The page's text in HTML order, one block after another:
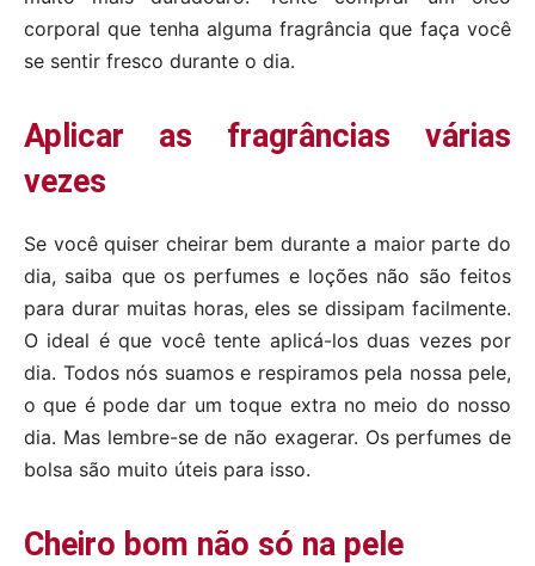
corporal que tenha alguma fragrância que faça você
se sentir fresco durante o dia.
Aplicar as fragrâncias várias
vezes
Se você quiser cheirar bem durante a maior parte do
dia, saiba que os perfumes e loções não são feitos
para durar muitas horas, eles se dissipam facilmente.
O ideal é que você tente aplicá-los duas vezes por
dia. Todos nós suamos e respiramos pela nossa pele,
o que é pode dar um toque extra no meio do nosso
dia. Mas lembre-se de não exagerar. Os perfumes de
bolsa são muito úteis para isso.
Cheiro bom não só na pele